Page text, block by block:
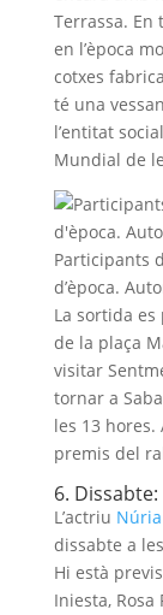
Terrassa. En
en l’època
cotxes
té una
l’entitat social
Mundial de
Participants
d’època.
La sortida es
de la plaça
visitar
tornar a
les 13 hores.
premis del
6.
L’actriu
dissabte a
Hi està
Iniesta, Rosa